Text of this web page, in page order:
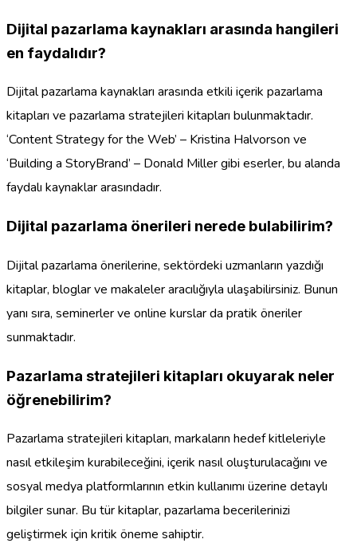
Dijital pazarlama kaynakları arasında hangileri
en faydalıdır?
Dijital pazarlama kaynakları arasında etkili içerik pazarlama
kitapları ve pazarlama stratejileri kitapları bulunmaktadır.
‘Content Strategy for the Web’ – Kristina Halvorson ve
‘Building a StoryBrand’ – Donald Miller gibi eserler, bu alanda
faydalı kaynaklar arasındadır.
Dijital pazarlama önerileri nerede bulabilirim?
Dijital pazarlama önerilerine, sektördeki uzmanların yazdığı
kitaplar, bloglar ve makaleler aracılığıyla ulaşabilirsiniz. Bunun
yanı sıra, seminerler ve online kurslar da pratik öneriler
sunmaktadır.
Pazarlama stratejileri kitapları okuyarak neler
öğrenebilirim?
Pazarlama stratejileri kitapları, markaların hedef kitleleriyle
nasıl etkileşim kurabileceğini, içerik nasıl oluşturulacağını ve
sosyal medya platformlarının etkin kullanımı üzerine detaylı
bilgiler sunar. Bu tür kitaplar, pazarlama becerilerinizi
geliştirmek için kritik öneme sahiptir.